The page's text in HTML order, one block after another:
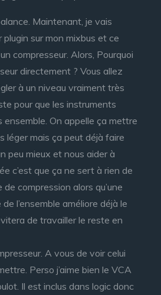
Maintenant, je vais
plugin sur mon mixbus et ce
compresseur. Alors, Pourquoi
directement ? Vous allez
à un niveau vraiment très
pour que les instruments
ensemble. On appelle ça mettre
léger mais ça peut déjà faire
peu mieux et nous aider à
c’est que ça ne sert à rien de
compression alors qu’une
l’ensemble améliore déjà le
de travailler le reste en
A vous de voir celui
Perso j’aime bien le VCA
Il est inclus dans logic donc